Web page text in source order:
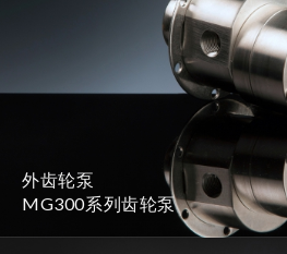
外齿轮泵
MG300系列齿轮泵